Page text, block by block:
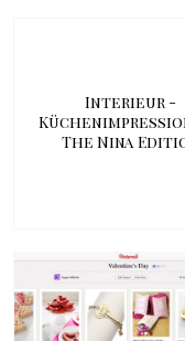
Interieur -
The Nina